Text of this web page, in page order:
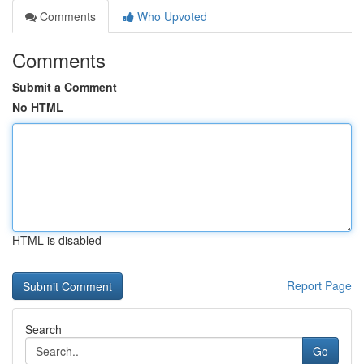
Comments
Who Upvoted
Comments
Submit a Comment
No HTML
HTML is disabled
Report Page
Search
Go